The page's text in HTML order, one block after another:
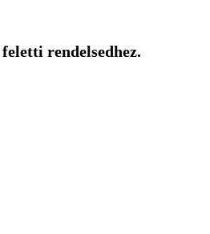
rendelsedhez.